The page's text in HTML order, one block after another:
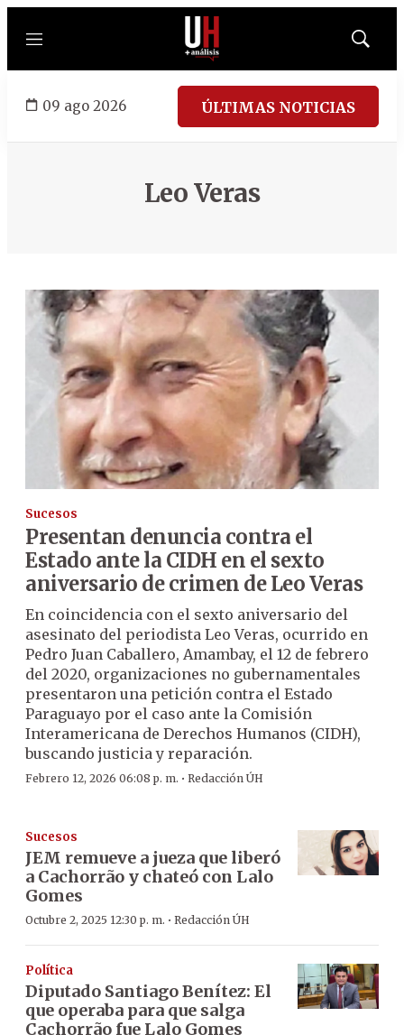
Menú
Mostrar
09 ago 2026 ÚLTIMAS NOTICIAS
Leo Veras
Sucesos
Presentan denuncia contra el
Estado ante la CIDH en el sexto
aniversario de crimen de Leo Veras
En coincidencia con el sexto aniversario del
asesinato del periodista Leo Veras, ocurrido en
Pedro Juan Caballero, Amambay, el 12 de febrero
del 2020, organizaciones no gubernamentales
presentaron una petición contra el Estado
Paraguayo por el caso ante la Comisión
Interamericana de Derechos Humanos (CIDH),
buscando justicia y reparación.
Febrero 12, 2026 06:08 p. m. · Redacción ÚH
Sucesos
JEM remueve a jueza que liberó
a Cachorrão y chateó con Lalo
Gomes
Octubre 2, 2025 12:30 p. m. · Redacción ÚH
Política
Diputado Santiago Benítez: El
que operaba para que salga
Cachorrão fue Lalo Gomes